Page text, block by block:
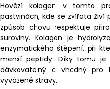
Hovězí kolagen v tomto
pastvinách, kde se zvířata živí
způsob chovu respektuje
suroviny. Kolagen je
enzymatického štěpení, při
menší peptidy. Díky tomu je
dávkovatelný a vhodný pro
vyvážené stravy.